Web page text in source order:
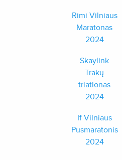
Rimi Vilniaus
Maratonas
2024
Skaylink
Trakų
triatlonas
2024
If Vilniaus
Pusmaratonis
2024